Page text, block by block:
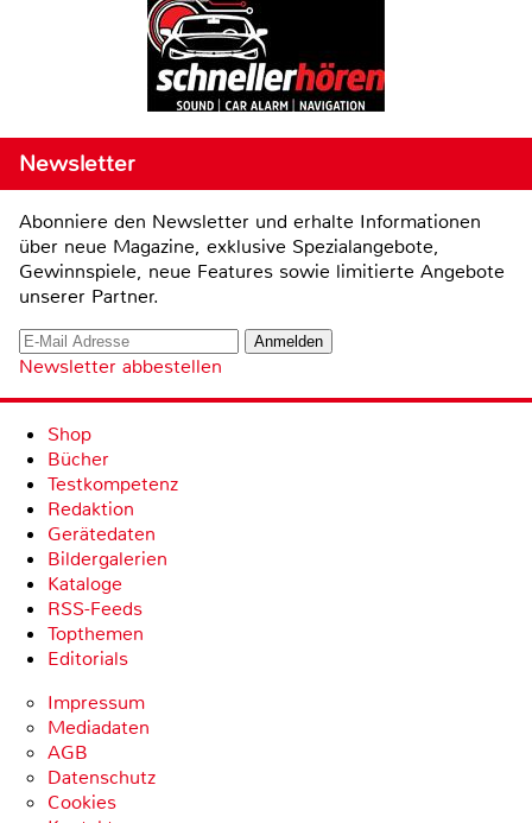
Newsletter
Abonniere den Newsletter und erhalte Informationen
über neue Magazine, exklusive Spezialangebote,
Gewinnspiele, neue Features sowie limitierte Angebote
unserer Partner.
Newsletter abbestellen
Shop
Bücher
Testkompetenz
Redaktion
Gerätedaten
Bildergalerien
Kataloge
RSS-Feeds
Topthemen
Editorials
Impressum
Mediadaten
AGB
Datenschutz
Cookies